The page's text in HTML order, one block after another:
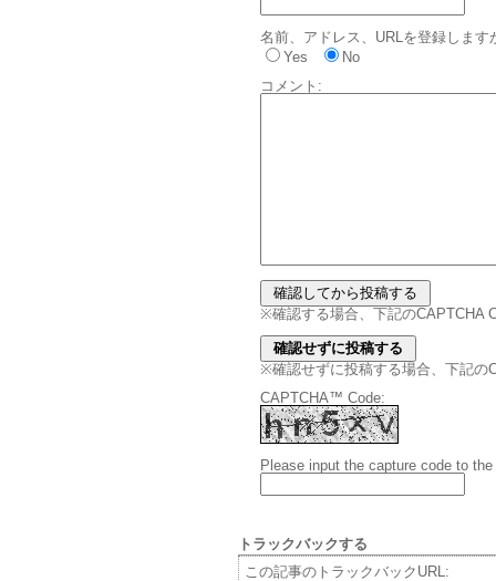
名前、アドレス、URLを登録します
Yes
No
コメント:
※確認する場合、下記のCAPTCHA
※確認せずに投稿する場合、下記の
CAPTCHA™ Code:
Please input the capture code to
トラックバックする
この記事のトラックバックURL: